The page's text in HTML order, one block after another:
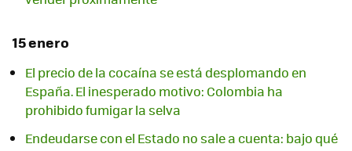
15 enero
El precio de la cocaína se está desplomando en
España. El inesperado motivo: Colombia ha
prohibido fumigar la selva
Endeudarse con el Estado no sale a cuenta: bajo qué